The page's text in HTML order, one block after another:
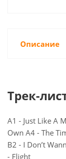
Описание
Трек-
A1 - Just Like A
Own A4 - The
B2 - I Don’t
- Flight